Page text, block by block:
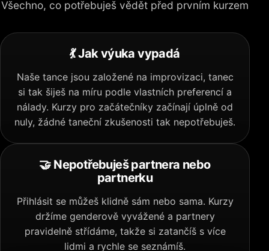
Všechno, co potřebuješ vědět před prvním kurzem
💃 Jak výuka vypadá
Naše tance jsou založené na improvizaci, tanec
si tak šiješ na míru podle vlastních preferencí a
nálady. Kurzy pro začátečníky začínají úplně od
nuly, žádné taneční zkušenosti tak nepotřebuješ.
🤝 Nepotřebuješ partnera nebo
partnerku
Přihlásit se můžeš klidně sám nebo sama. Kurzy
držíme genderově vyvážené a partnery
pravidelně střídáme, takže si zatančíš s více
lidmi a rychle se seznámíš.